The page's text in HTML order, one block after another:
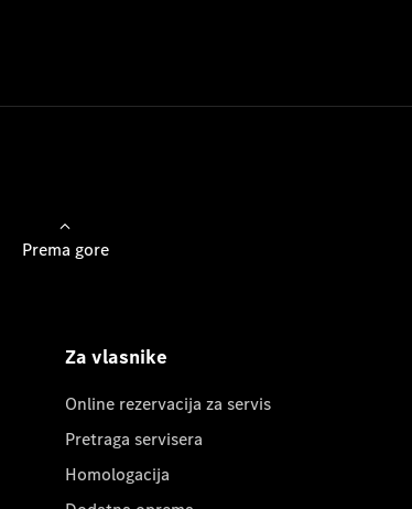
Prema gore
Za vlasnike
Online rezervacija za servis
Pretraga servisera
Homologacija